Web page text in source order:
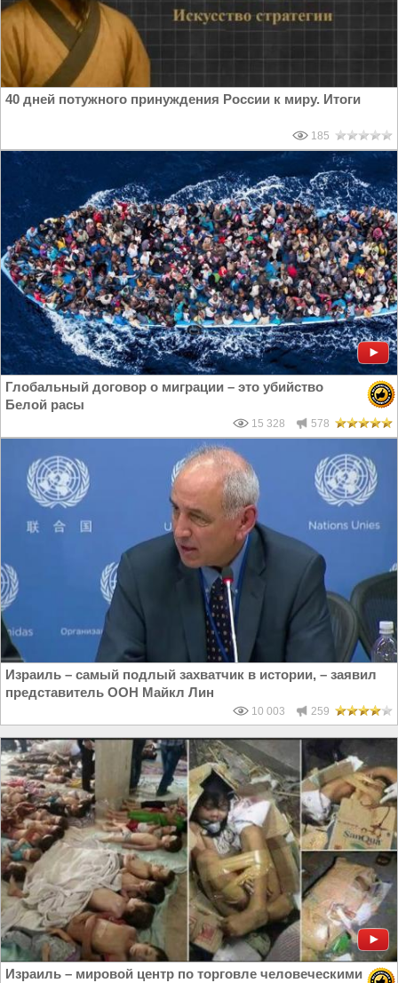
40 дней потужного принуждения России к миру. Итоги
185
Глобальный договор о миграции – это убийство
Белой расы
15 328 578
Израиль – самый подлый захватчик в истории, – заявил
представитель ООН Майкл Лин
10 003 259
Израиль – мировой центр по торговле человеческими